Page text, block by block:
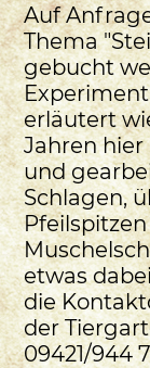
Auf
Thema
gebucht
erläutert
Jahren
und
Schlagen,
etwas
die
der
09421/944